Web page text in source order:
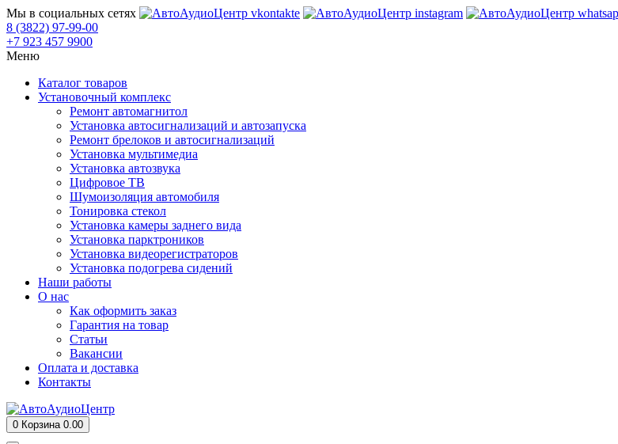
Мы в социальных сетях
8 (3822) 97-99-00
+7 923 457 9900
Меню
Каталог товаров
Установочный комплекс
Ремонт автомагнитол
Установка автосигнализаций и автозапуска
Ремонт брелоков и автосигнализаций
Установка мультимедиа
Установка автозвука
Цифровое ТВ
Шумоизоляция автомобиля
Тонировка стекол
Установка камеры заднего вида
Установка парктроников
Установка видеорегистраторов
Установка подогрева сидений
Наши работы
О нас
Как оформить заказ
Гарантия на товар
Статьи
Вакансии
Оплата и доставка
Контакты
0 Корзина 0.00